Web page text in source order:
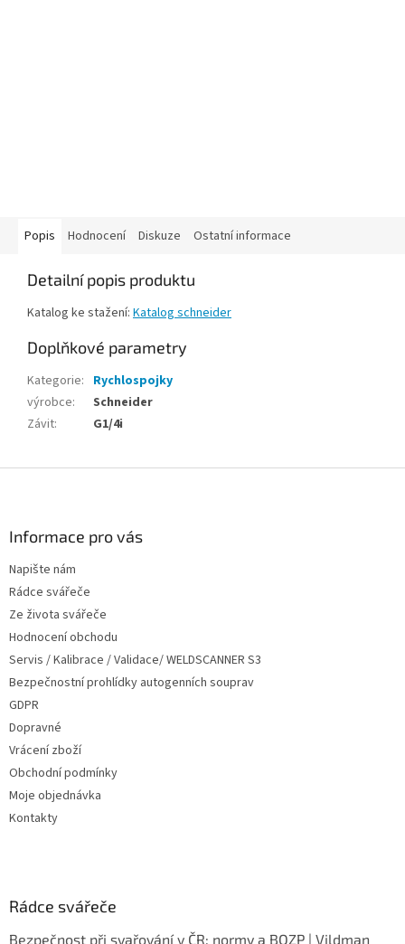
Popis Hodnocení Diskuze Ostatní informace
Detailní popis produktu
Katalog ke stažení: Katalog schneider
Doplňkové parametry
Kategorie: Rychlospojky
výrobce:
Schneider
Závit: G1/4i
Informace pro vás
Napište nám
Rádce svářeče
Ze života svářeče
Hodnocení obchodu
Servis / Kalibrace / Validace/ WELDSCANNER S3
Bezpečnostní prohlídky autogenních souprav
GDPR
Dopravné
Vrácení zboží
Obchodní podmínky
Moje objednávka
Kontakty
Rádce svářeče
Bezpečnost při svařování v ČR: normy a BOZP | Vildman